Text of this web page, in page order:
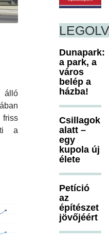
álló
a
Dunapark:
a park, a
város
belép a
házba!
Csillagok
alatt –
egy
kupola új
élete
Petíció
az
építészet
jövőjéért